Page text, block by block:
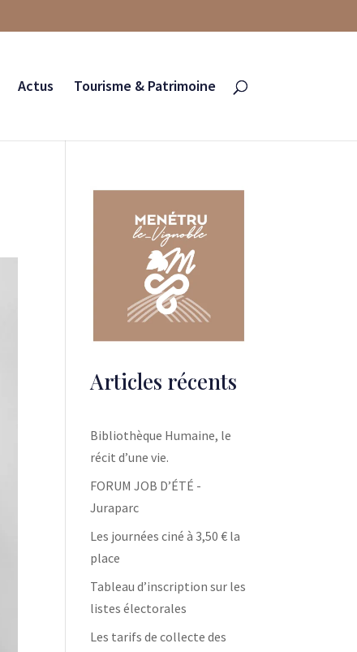
Actus Tourisme & Patrimoine
Articles récents
Bibliothèque Humaine, le
récit d’une vie.
FORUM JOB D’ÉTÉ -
Juraparc
Les journées ciné à 3,50 € la
place
Tableau d’inscription sur les
listes électorales
Les tarifs de collecte des